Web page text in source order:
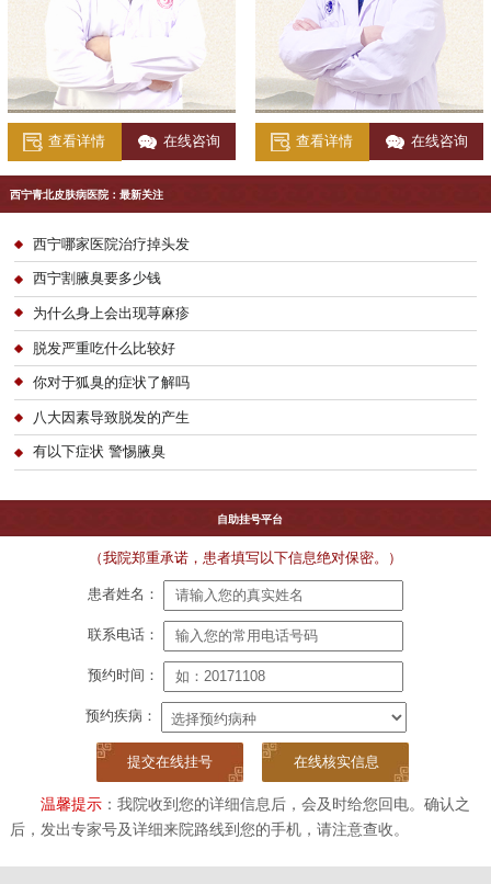
查看详情 在线咨询 查看详情 在线咨询
西宁青北皮肤病医院：最新关注
西宁哪家医院治疗掉头发
西宁割腋臭要多少钱
为什么身上会出现荨麻疹
脱发严重吃什么比较好
你对于狐臭的症状了解吗
八大因素导致脱发的产生
有以下症状 警惕腋臭
自助挂号平台
（我院郑重承诺，患者填写以下信息绝对保密。）
患者姓名：
联系电话：
预约时间：
预约疾病：
在线核实信息
温馨提示：我院收到您的详细信息后，会及时给您回电。确认之
后，发出专家号及详细来院路线到您的手机，请注意查收。